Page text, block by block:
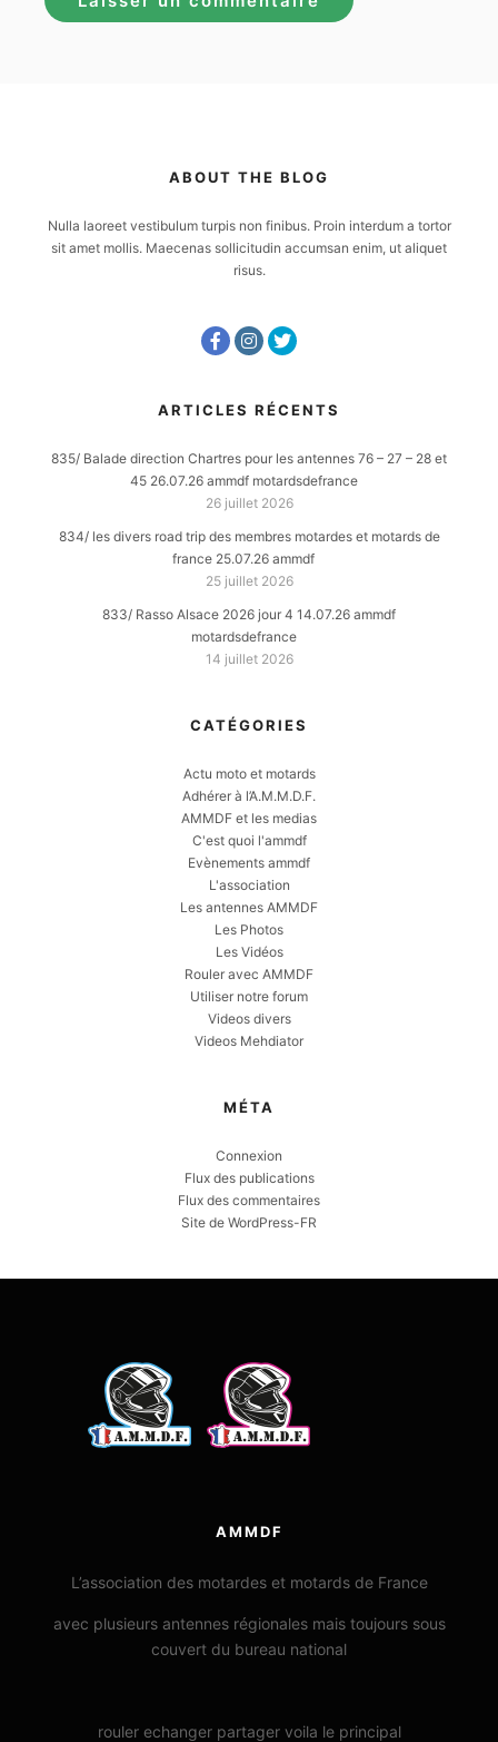
ABOUT THE BLOG
Nulla laoreet vestibulum turpis non finibus. Proin interdum a tortor
sit amet mollis. Maecenas sollicitudin accumsan enim, ut aliquet
risus.
ARTICLES RÉCENTS
835/ Balade direction Chartres pour les antennes 76 – 27 – 28 et
45 26.07.26 ammdf motardsdefrance
26 juillet 2026
834/ les divers road trip des membres motardes et motards de
france 25.07.26 ammdf
25 juillet 2026
833/ Rasso Alsace 2026 jour 4 14.07.26 ammdf
motardsdefrance
14 juillet 2026
CATÉGORIES
Actu moto et motards
Adhérer à l’A.M.M.D.F.
AMMDF et les medias
C'est quoi l'ammdf
Evènements ammdf
L'association
Les antennes AMMDF
Les Photos
Les Vidéos
Rouler avec AMMDF
Utiliser notre forum
Videos divers
Videos Mehdiator
MÉTA
Connexion
Flux des publications
Flux des commentaires
Site de WordPress-FR
AMMDF
L’association des motardes et motards de France
avec plusieurs antennes régionales mais toujours sous
couvert du bureau national
rouler echanger partager voila le principal